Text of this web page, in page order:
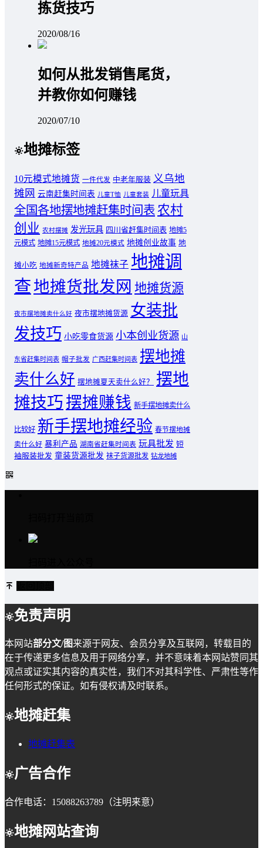
拣货技巧
2020/08/16
如何从批发销售尾货，
并教你如何赚钱
2020/07/10
地摊标签
10元模式地摊货 一件代发 中老年服装 义乌地
摊网 云南赶集时间表 儿童T恤 儿童套装 儿童玩具
全国各地摆地摊赶集时间表 农村
创业 农村摆摊 发光玩具 四川省赶集时间表 地摊5
元模式 地摊15元模式 地摊20元模式 地摊创业故事 地
摊小吃 地摊新奇特产品 地摊袜子 地摊调
查地摊货批发网 地摊货源
夜市摆地摊卖什么好 夜市摆地摊货源 女装批
发技巧 小吃零食货源 小本创业货源 山
东省赶集时间表 帽子批发 广西赶集时间表 摆地摊
卖什么好 摆地摊夏天卖什么好？
摆地
摊技巧摆摊赚钱 新手摆地摊卖什么
比较好 新手摆地摊经验 春节摆地摊
卖什么好 暴利产品 湖南省赶集时间表 玩具批发 短
袖服装批发 童装货源批发 袜子货源批发 钻龙地摊
免责声明
本网站部分文/图来源于网友、会员分享及互联网，转载目的
在于传递更多信息及用于网络分享，并不意味着本网站赞同其
观点或证实其内容的真实性，我们不对其科学性、严肃性等作
任何形式的保证。如有侵权请及时联系。
地摊赶集
地摊赶集表
广告合作
合作电话：15088263789（注明来意）
地摊网站查询